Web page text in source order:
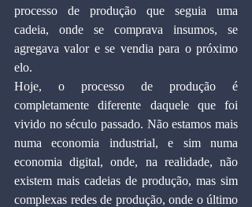
processo de produção que seguia uma
cadeia, onde se comprava insumos, se
agregava valor e se vendia para o próximo
elo.
Hoje, o processo de produção é
completamente diferente daquele que foi
vivido no século passado. Não estamos mais
numa economia industrial, e sim numa
economia digital, onde, na realidade, não
existem mais cadeias de produção, mas sim
complexas redes de produção, onde o último